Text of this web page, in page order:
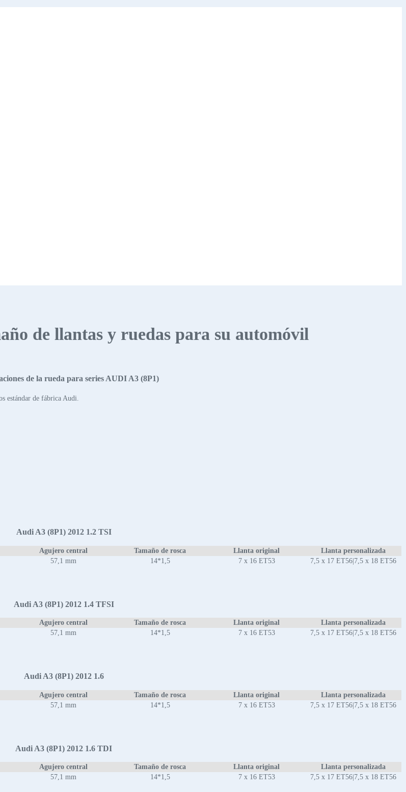
de llantas y ruedas para su automóvil
de la rueda para series AUDI A3 (8P1)
estándar de fábrica Audi.
Audi A3 (8P1) 2012 1.2 TSI
Agujero central Tamaño de rosca Llanta original
Llanta personalizada
57,1 mm 14*1,5 7 x 16 ET53 7,5 x 17 ET56|7,5 x 18 ET56
Audi A3 (8P1) 2012 1.4 TFSI
Agujero central Tamaño de rosca Llanta original
Llanta personalizada
57,1 mm 14*1,5 7 x 16 ET53 7,5 x 17 ET56|7,5 x 18 ET56
Audi A3 (8P1) 2012 1.6
Agujero central Tamaño de rosca Llanta original
Llanta personalizada
57,1 mm 14*1,5 7 x 16 ET53 7,5 x 17 ET56|7,5 x 18 ET56
Audi A3 (8P1) 2012 1.6 TDI
Agujero central Tamaño de rosca Llanta original
Llanta personalizada
57,1 mm 14*1,5 7 x 16 ET53 7,5 x 17 ET56|7,5 x 18 ET56